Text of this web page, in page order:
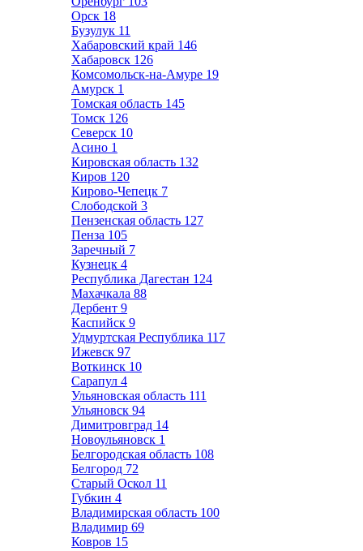
Орск 18
Бузулук 11
Хабаровский край 146
Хабаровск 126
Комсомольск-на-Амуре 19
Амурск 1
Томская область 145
Томск 126
Северск 10
Асино 1
Кировская область 132
Киров 120
Кирово-Чепецк 7
Слободской 3
Пензенская область 127
Пенза 105
Заречный 7
Кузнецк 4
Республика Дагестан 124
Махачкала 88
Дербент 9
Каспийск 9
Удмуртская Республика 117
Ижевск 97
Воткинск 10
Сарапул 4
Ульяновская область 111
Ульяновск 94
Димитровград 14
Новоульяновск 1
Белгородская область 108
Белгород 72
Старый Оскол 11
Губкин 4
Владимирская область 100
Владимир 69
Ковров 15